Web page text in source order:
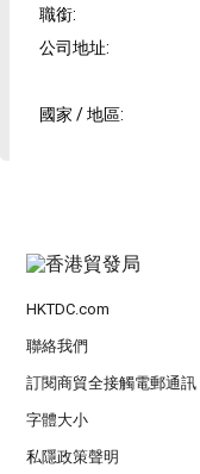
職銜:
公司地址:
國家 / 地區:
HKTDC.com
聯絡我們
訂閱商貿全接觸電郵通訊
字體大小
私隱政策聲明